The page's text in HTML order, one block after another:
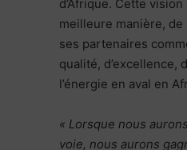
d’Afrique. Cette
meilleure manière,
ses partenaires
qualité, d’excellence,
l’énergie en aval en
« Lorsque nous
voie, nous aurons